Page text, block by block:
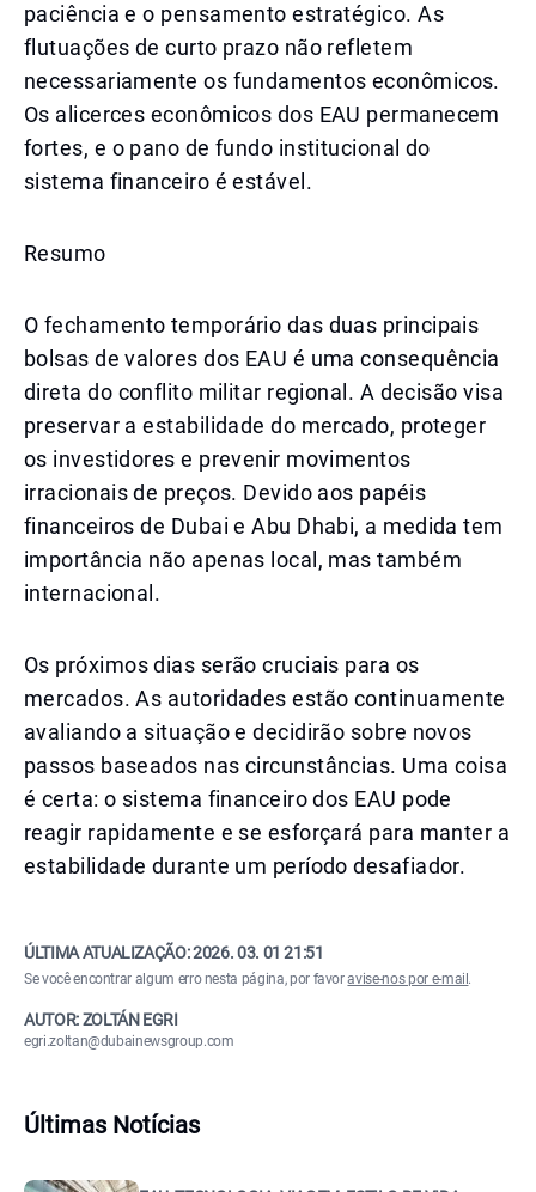
paciência e o pensamento estratégico. As
flutuações de curto prazo não refletem
necessariamente os fundamentos econômicos.
Os alicerces econômicos dos EAU permanecem
fortes, e o pano de fundo institucional do
sistema financeiro é estável.
Resumo
O fechamento temporário das duas principais
bolsas de valores dos EAU é uma consequência
direta do conflito militar regional. A decisão visa
preservar a estabilidade do mercado, proteger
os investidores e prevenir movimentos
irracionais de preços. Devido aos papéis
financeiros de Dubai e Abu Dhabi, a medida tem
importância não apenas local, mas também
internacional.
Os próximos dias serão cruciais para os
mercados. As autoridades estão continuamente
avaliando a situação e decidirão sobre novos
passos baseados nas circunstâncias. Uma coisa
é certa: o sistema financeiro dos EAU pode
reagir rapidamente e se esforçará para manter a
estabilidade durante um período desafiador.
ÚLTIMA ATUALIZAÇÃO:2026. 03. 01 21:51
Se você encontrar algum erro nesta página, por favoravise-nos por e-mail .
AUTOR: ZOLTÁN EGRI
egri.zoltan@dubainewsgroup.com
Últimas Notícias